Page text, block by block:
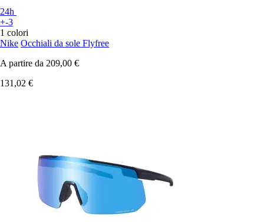
24h
+-3
1 colori
Nike Occhiali da sole Flyfree
A partire da 209,00 €
131,02 €